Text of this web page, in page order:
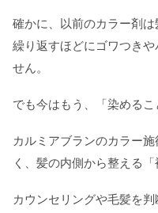
確かに、以前のカラー剤は
繰り返すほどにゴワつき
せん。
でも今はもう、「染めるこ
カルミアブランのカラー
く、髪の内側から整える
カウンセリングや毛髪を